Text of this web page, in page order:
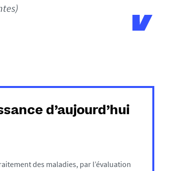
d’aujourd’hui
des maladies, par l’évaluation